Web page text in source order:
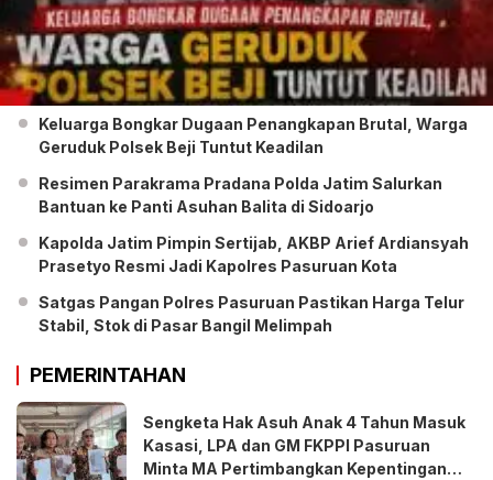
Keluarga Bongkar Dugaan Penangkapan Brutal, Warga
Geruduk Polsek Beji Tuntut Keadilan
Resimen Parakrama Pradana Polda Jatim Salurkan
Bantuan ke Panti Asuhan Balita di Sidoarjo
Kapolda Jatim Pimpin Sertijab, AKBP Arief Ardiansyah
Prasetyo Resmi Jadi Kapolres Pasuruan Kota
Satgas Pangan Polres Pasuruan Pastikan Harga Telur
Stabil, Stok di Pasar Bangil Melimpah
PEMERINTAHAN
Sengketa Hak Asuh Anak 4 Tahun Masuk
Kasasi, LPA dan GM FKPPI Pasuruan
Minta MA Pertimbangkan Kepentingan